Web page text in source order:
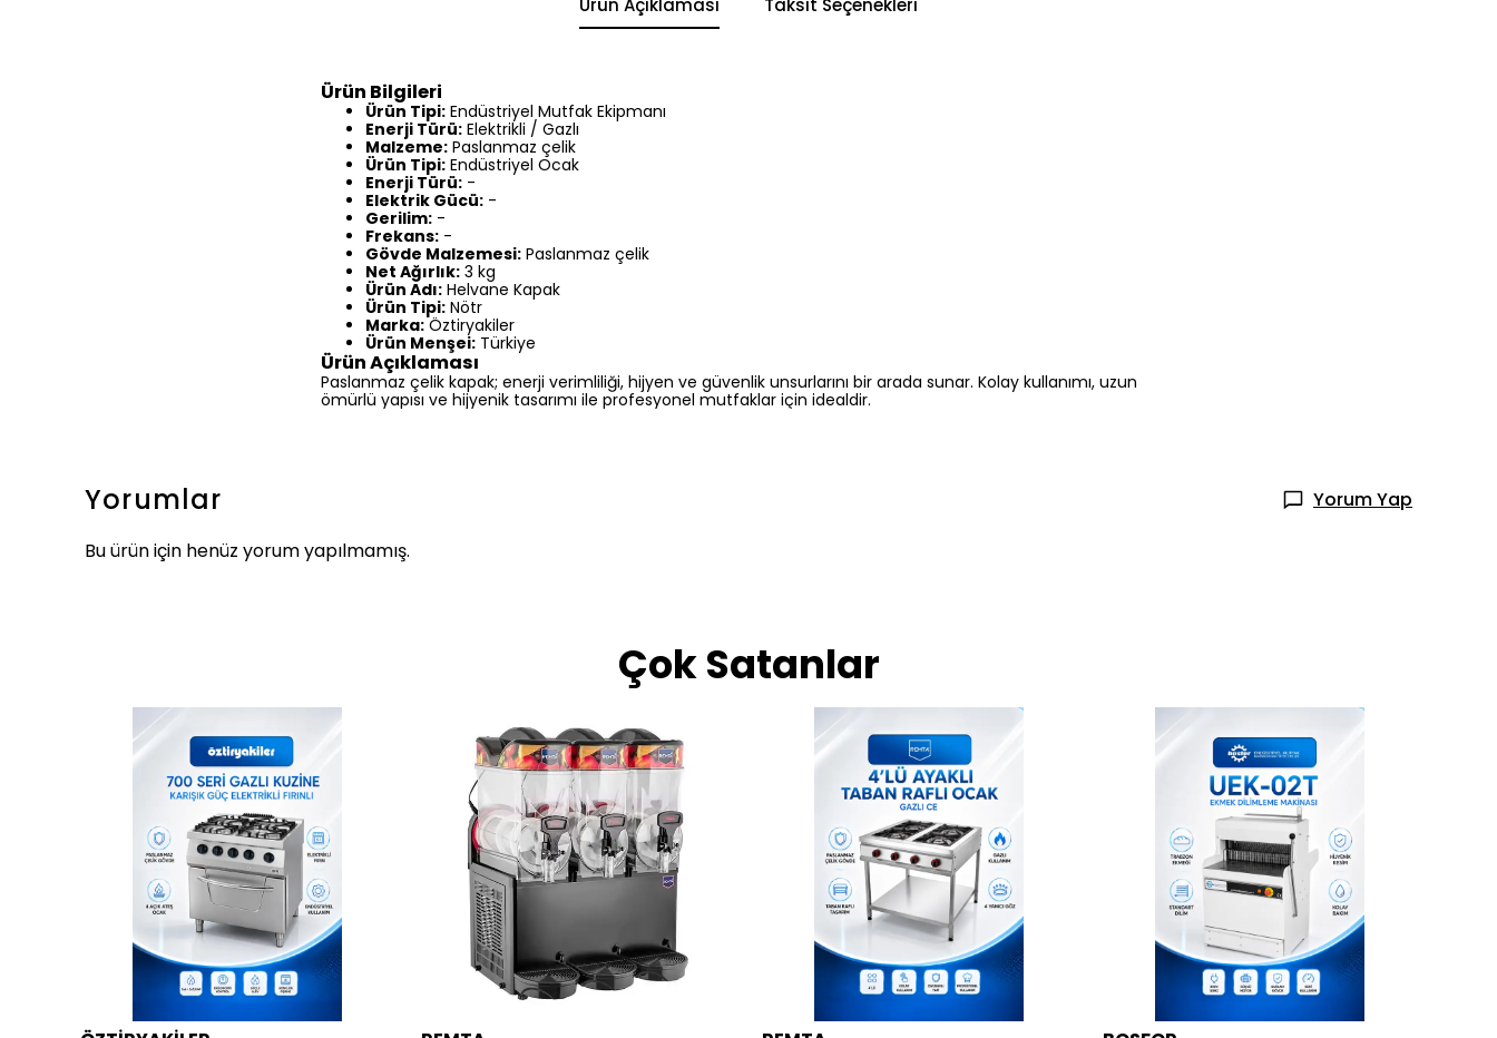
Ürün Açıklaması Taksit Seçenekleri
Ürün Bilgileri
Ürün Tipi: Endüstriyel Mutfak Ekipmanı
Enerji Türü: Elektrikli / Gazlı
Malzeme: Paslanmaz çelik
Ürün Tipi: Endüstriyel Ocak
Enerji Türü: -
Elektrik Gücü: -
Gerilim: -
Frekans: -
Gövde Malzemesi: Paslanmaz çelik
Net Ağırlık: 3 kg
Ürün Adı: Helvane Kapak
Ürün Tipi: Nötr
Marka:Öztiryakiler
Ürün Menşei: Türkiye
Ürün Açıklaması
Paslanmaz çelik kapak; enerji verimliliği, hijyen ve güvenlik unsurlarını bir arada sunar. Kolay kullanımı, uzun
ömürlü yapısı ve hijyenik tasarımı ile profesyonel mutfaklar için idealdir.
Yorumlar
Yorum Yap
Bu ürün için henüz yorum yapılmamış.
Çok Satanlar